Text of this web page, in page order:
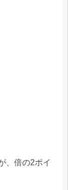
、倍の2ポイ